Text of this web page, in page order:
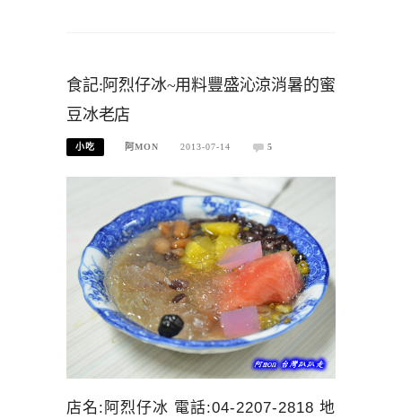
食記:阿烈仔冰~用料豐盛沁涼消暑的蜜
豆冰老店
小吃 阿MON 2013-07-14 5
店名:阿烈仔冰 電話:04-2207-2818 地